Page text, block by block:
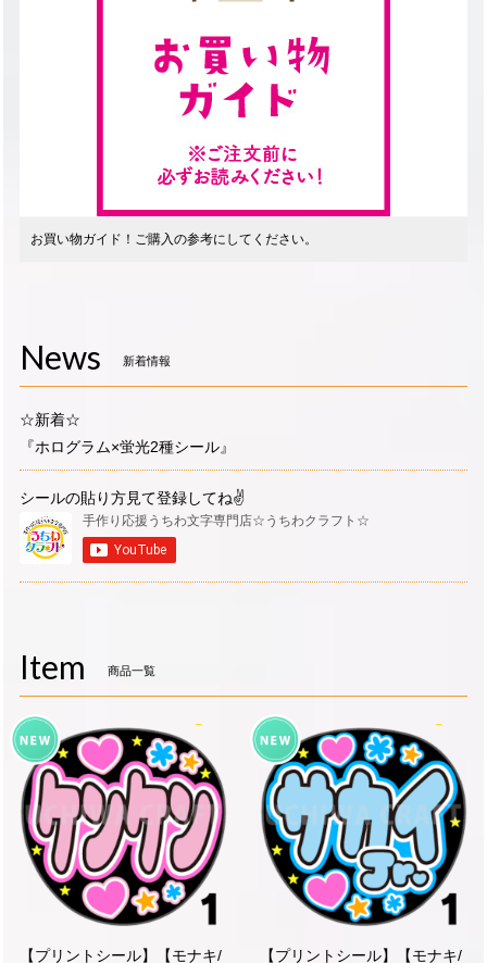
お買い物ガイド！ご購入の参考にしてください。
News 新着情報
☆新着☆
『ホログラム×蛍光2種シール』
シールの貼り方見て登録してね✌
Item 商品一覧
【プリントシール】【モナキ/ 【プリントシール】【モナキ/